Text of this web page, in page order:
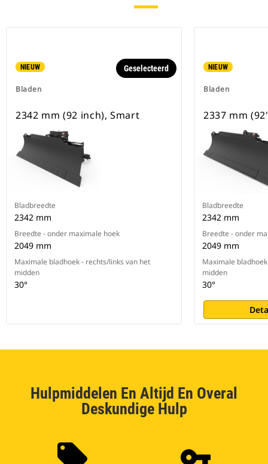
NIEUW
Bladen
Geselecteerd
2342 mm (92 inch), Smart
Bladbreedte
2342 mm
Breedte - onder maximale hoek
2049 mm
Maximale bladhoek - rechts/links van het
midden
30°
NIEUW
Bladen
2337 mm
Bladbreedte
2342 mm
Breedte - onder
2049 mm
Maximale
midden
30°
Hulpmiddelen En Altijd En Overal
Deskundige Hulp